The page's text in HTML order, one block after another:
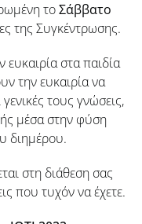
τοΣάββατο
της Συγκέντρωσης.
ευκαιρία στα παιδία
την ευκαιρία να
τους γνώσεις,
μέσα στην φύση
διημέρου.
στη διάθεση σας
που τυχόν να έχετε.